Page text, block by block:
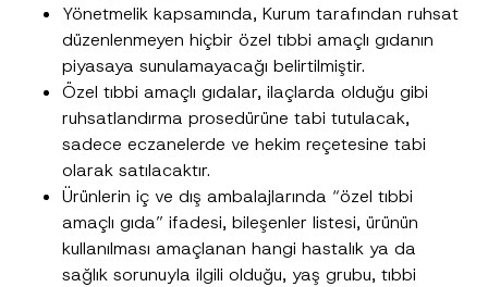
Yönetmelik kapsamında, Kurum tarafından ruhsat
düzenlenmeyen hiçbir özel tıbbi amaçlı gıdanın
piyasaya sunulamayacağı belirtilmiştir.
Özel tıbbi amaçlı gıdalar, ilaçlarda olduğu gibi
ruhsatlandırma prosedürüne tabi tutulacak,
sadece eczanelerde ve hekim reçetesine tabi
olarak satılacaktır.
Ürünlerin iç ve dış ambalajlarında “özel tıbbi
amaçlı gıda” ifadesi, bileşenler listesi, ürünün
kullanılması amaçlanan hangi hastalık ya da
sağlık sorunuyla ilgili olduğu, yaş grubu, tıbbi
Telefon Numarası*
Konu*
P
r
i
Bu iletişim formu aracılığıyla sağlanan kişisel
verilerle ilgiliaydınlatma metnini okudum ve
anladım.